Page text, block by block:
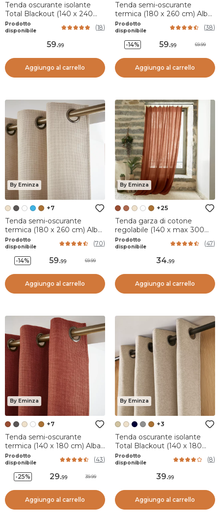
Tenda oscurante isolante
Total Blackout (140 x 240
cm) Magnus Panna
Prodotto
disponibile
(18)
59.99
Aggiungo al carrello
Tenda semi-oscurante
termica (180 x 260 cm) Alba
Terracotta
Prodotto
disponibile
(38)
-14% 59.99 69.99
Aggiungo al carrello
By Eminza
+7
Tenda semi-oscurante
termica (180 x 260 cm) Alba
Beige grège
Prodotto
disponibile
(70)
-14% 59.99 69.99
Aggiungo al carrello
By Eminza
+25
Tenda garza di cotone
regolabile (140 x max 300
cm) Gaïa Terracotta
Prodotto
disponibile
(47)
34.99
Aggiungo al carrello
By Eminza
+7
Tenda semi-oscurante
termica (140 x 180 cm) Alba
Terracotta
Prodotto
disponibile
(43)
-25% 29.99 39.99
Aggiungo al carrello
By Eminza
+3
Tenda oscurante isolante
Total Blackout (140 x 180
cm) Magnus Panna
Prodotto
disponibile
(8)
39.99
Aggiungo al carrello